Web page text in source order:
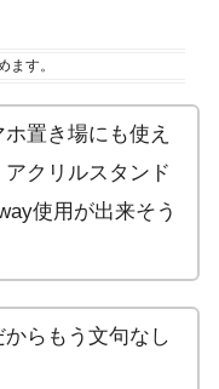
ます。
置き場にも使え
クリルスタンド
使用が出来そう
らもう文句なし